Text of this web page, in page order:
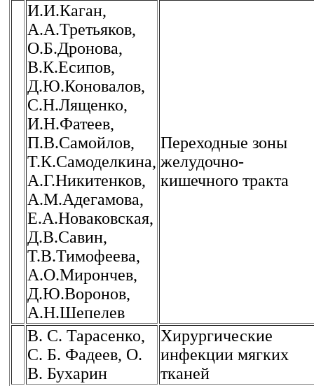
И.И.Каган,
А.А.Третьяков,
О.Б.Дронова,
В.К.Есипов,
Д.Ю.Коновалов,
С.Н.Лященко,
И.Н.Фатеев,
П.В.Самойлов,
Т.К.Самоделкина,
А.Г.Никитенков,
А.М.Адегамова,
Е.А.Новаковская,
Д.В.Савин,
Т.В.Тимофеева,
А.О.Мирончев,
Д.Ю.Воронов,
А.Н.Шепелев
Переходные зоны
желудочно-
кишечного тракта
В. С. Тарасенко,
С. Б. Фадеев, О.
В. Бухарин
Хирургические
инфекции мягких
тканей